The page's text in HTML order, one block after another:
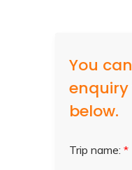
You
below.
Trip name: *